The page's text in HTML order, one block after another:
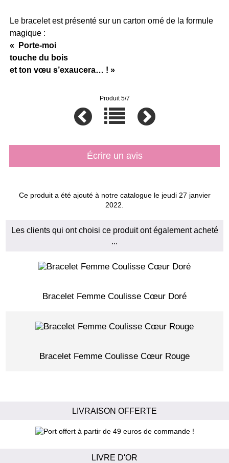
Le bracelet est présenté sur un carton orné de la formule
magique :
« Porte-moi
touche du bois
et ton vœu s’exaucera… ! »
Produit 5/7
Écrire un avis
Ce produit a été ajouté à notre catalogue le jeudi 27 janvier
2022.
Les clients qui ont choisi ce produit ont également acheté
...
Bracelet Femme Coulisse Cœur Doré
Bracelet Femme Coulisse Cœur Rouge
LIVRAISON OFFERTE
LIVRE D'OR